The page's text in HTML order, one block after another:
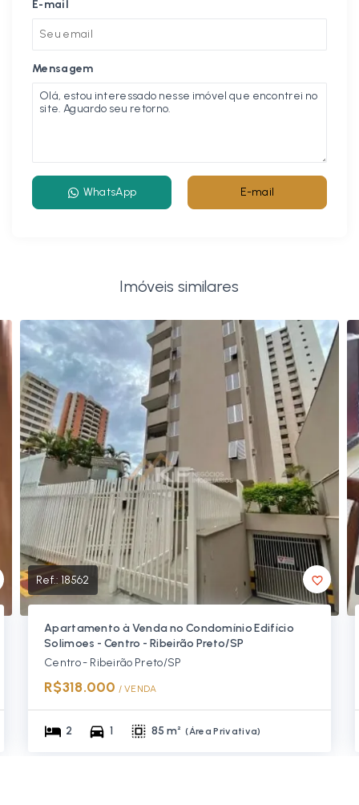
E-mail
Mensagem
WhatsApp E-mail
Imóveis similares
Ref.:18562
Apartamento à Venda no Condomínio Edifício
Solimoes - Centro - Ribeirão Preto/SP
Centro - Ribeirão Preto/SP
R$318.000 / VENDA
2 1 85 m² (Área Privativa)